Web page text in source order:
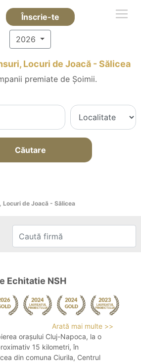
Înscrie-te
2026
Locuri de Joacă - Sălicea
premiate de Șoimii.
Căutare
Locuri de Joacă - Sălicea
Echitatie NSH
Arată mai multe >>
orașului Cluj-Napoca, la o
15 kilometri, în
din comuna Ciurila, Centrul